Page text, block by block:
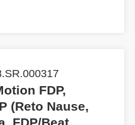
FDP,
(Reto Nause,